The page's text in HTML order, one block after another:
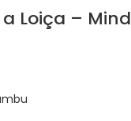
Loiça – Mind